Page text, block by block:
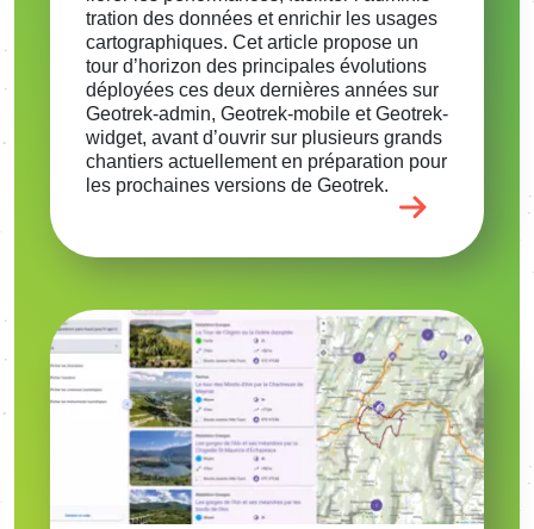
tra­tion des données et enri­chir les usages
carto­gra­phiques. Cet article propose un
tour d’ho­ri­zon des prin­ci­pales évolu­tions
déployées ces deux dernières années sur
Geotrek-admin, Geotrek-mobile et Geotrek-
widget, avant d’ou­vrir sur plusieurs grands
chan­tiers actuel­le­ment en prépa­ra­tion pour
les prochaines versions de Geotrek.
Voir l'article
Image